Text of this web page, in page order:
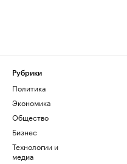
Рубрики
Политика
Экономика
Общество
Бизнес
Технологии и
медиа